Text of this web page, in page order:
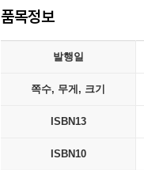
품목정보
발행일
쪽수, 무게, 크기
ISBN13
ISBN10